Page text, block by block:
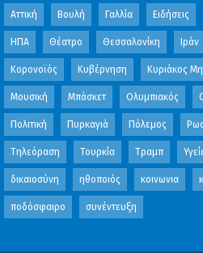
Αττική Βουλή Γαλλία Ειδήσεις
ΗΠΑ Θέατρο Θεσσαλονίκη Ιράν
Κορονοϊός Κυβέρνηση Κυριάκος
Μουσική Μπάσκετ Ολυμπιακός
Πολιτική Πυρκαγιά Πόλεμος
Τηλεόραση Τουρκία Τραμπ
δικαιοσύνη ηθοποιός κοινωνια
ποδόσφαιρο συνέντευξη